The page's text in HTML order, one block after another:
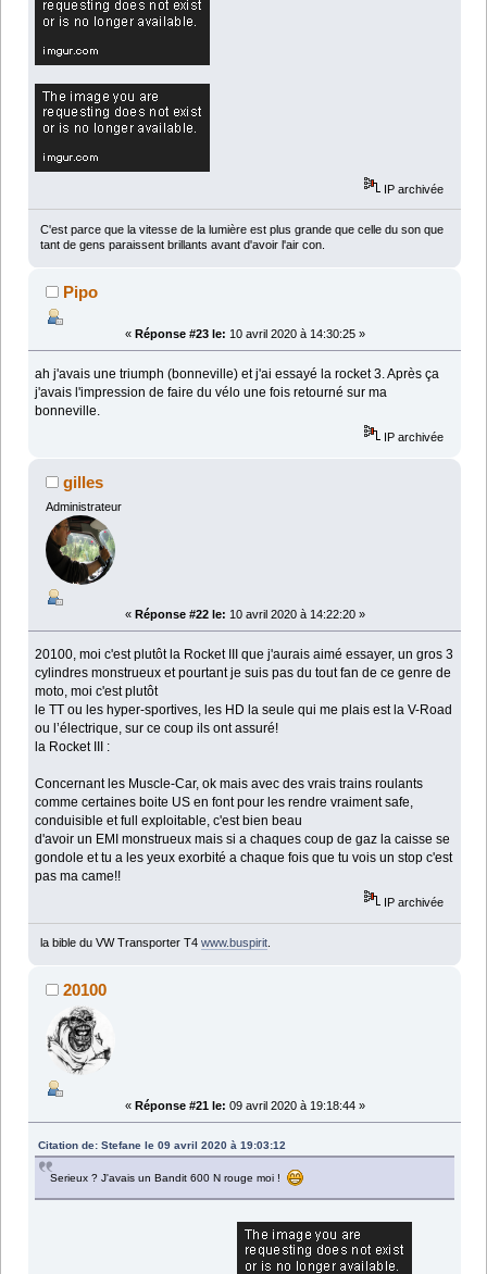
IP archivée
C'est parce que la vitesse de la lumière est plus grande que celle du son que
tant de gens paraissent brillants avant d'avoir l'air con.
Pipo
« Réponse #23 le: 10 avril 2020 à 14:30:25 »
ah j'avais une triumph (bonneville) et j'ai essayé la rocket 3. Après ça
j'avais l'impression de faire du vélo une fois retourné sur ma
bonneville.
IP archivée
gilles
Administrateur
« Réponse #22 le: 10 avril 2020 à 14:22:20 »
20100, moi c'est plutôt la Rocket III que j'aurais aimé essayer, un gros 3
cylindres monstrueux et pourtant je suis pas du tout fan de ce genre de
moto, moi c'est plutôt
le TT ou les hyper-sportives, les HD la seule qui me plais est la V-Road
ou l’électrique, sur ce coup ils ont assuré!
la Rocket III :
Concernant les Muscle-Car, ok mais avec des vrais trains roulants
comme certaines boite US en font pour les rendre vraiment safe,
conduisible et full exploitable, c'est bien beau
d'avoir un EMI monstrueux mais si a chaques coup de gaz la caisse se
gondole et tu a les yeux exorbité a chaque fois que tu vois un stop c'est
pas ma came!!
IP archivée
la bible du VW Transporter T4 www.buspirit.
20100
« Réponse #21 le: 09 avril 2020 à 19:18:44 »
Citation de: Stefane le 09 avril 2020 à 19:03:12
Serieux ? J'avais un Bandit 600 N rouge moi !